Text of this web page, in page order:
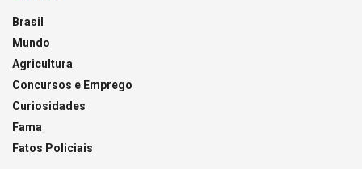
Brasil
Mundo
Agricultura
Concursos e Emprego
Curiosidades
Fama
Fatos Policiais